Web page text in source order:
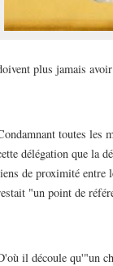
plus jamais
toutes les
délégation que la
de proximité entre
"un point de
il découle qu'"un